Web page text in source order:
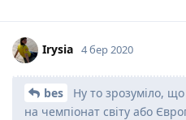
Irysia 4 бер 2020
bes
Ну то зрозуміло,
на чемпіонат світу або